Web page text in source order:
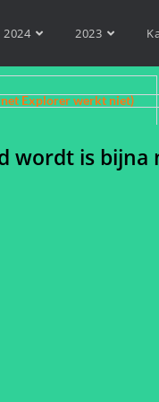
2024 2023
Explorer werkt niet)
wordt is